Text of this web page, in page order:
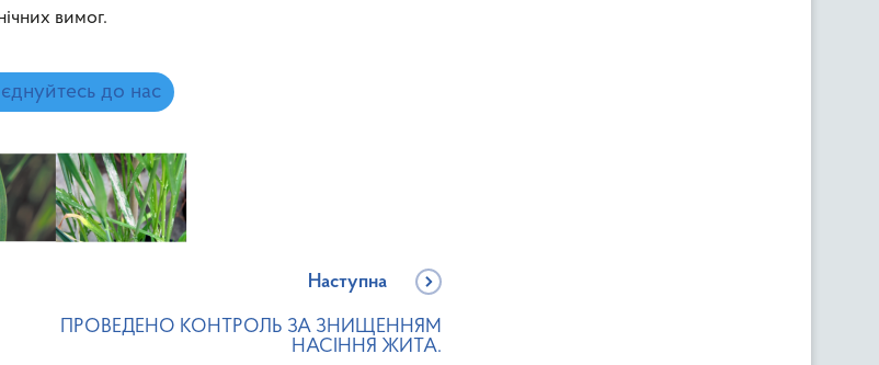
вимог.
до нас
Наступна
ПРОВЕДЕНО КОНТРОЛЬ ЗА ЗНИЩЕННЯМ
НАСІННЯ ЖИТА.